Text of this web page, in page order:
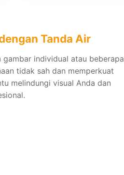
Tanda Air
gambar individual atau beberapa
tidak sah dan memperkuat
melindungi visual Anda dan